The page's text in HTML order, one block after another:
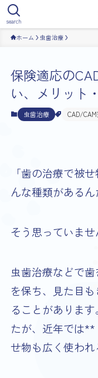
search
ホーム 虫歯治療
保険適応の
い、メリット
虫歯治療 CAD/
「歯の治療で被
んな種類があるん
そう思っていませ
虫歯治療などで
を保ち、見た目
ることがありま
たが、近年では
せ物も広く使われ